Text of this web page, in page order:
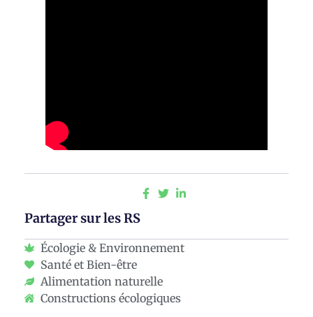
Partager sur les RS
Écologie & Environnement
Santé et Bien-être
Alimentation naturelle
Constructions écologiques